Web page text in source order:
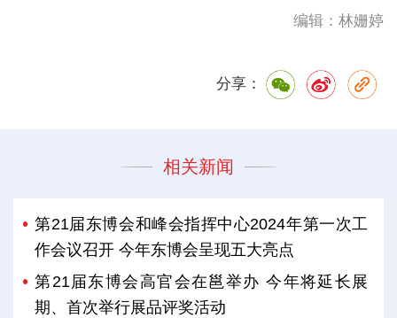
编辑：林姗婷
分享：
相关新闻
第21届东博会和峰会指挥中心2024年第一次工
作会议召开 今年东博会呈现五大亮点
第21届东博会高官会在邕举办 今年将延长展
期、首次举行展品评奖活动